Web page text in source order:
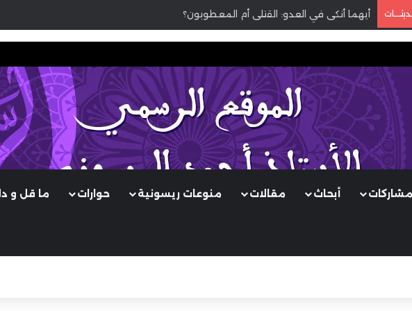
أيهما أنكى في العدو: القتلى أم المعطوبون؟
مشاركات أبحاث مقالات منوعات ريسونية حوارات ما قل و